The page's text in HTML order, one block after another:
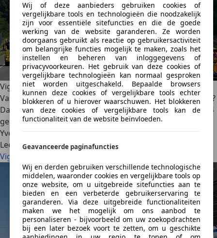
Wij of deze aanbieders gebruiken cookies of
vergelijkbare tools en technologieën die noodzakelijk
zijn voor essentiële sitefuncties en die de goede
werking van de website garanderen. Ze worden
doorgaans gebruikt als reactie op gebruikersactiviteit
om belangrijke functies mogelijk te maken, zoals het
instellen en beheren van inloggegevens of
privacyvoorkeuren. Het gebruik van deze cookies of
vergelijkbare technologieën kan normaal gesproken
niet worden uitgeschakeld. Bepaalde browsers
kunnen deze cookies of vergelijkbare tools echter
blokkeren of u hierover waarschuwen. Het blokkeren
van deze cookies of vergelijkbare tools kan de
functionaliteit van de website beïnvloeden.
Geavanceerde paginafuncties
Wij en derden gebruiken verschillende technologische
middelen, waaronder cookies en vergelijkbare tools op
onze website, om u uitgebreide sitefuncties aan te
bieden en een verbeterde gebruikerservaring te
garanderen. Via deze uitgebreide functionaliteiten
maken we het mogelijk om ons aanbod te
personaliseren - bijvoorbeeld om uw zoekopdrachten
bij een later bezoek voort te zetten, om u geschikte
Vignet Slovenië: Alle info voor je op reis gaat!
Van plan om op reis te gaan richting Slovenië met de auto?
Dan kan het zijn dat je een vignet nodig hebt. Autoscout24
geeft je alle info over het Sloveens wegenvignet!
Yves Wouters
Lees meer
Vignet Slovenië: Alle info voor je op reis gaat!